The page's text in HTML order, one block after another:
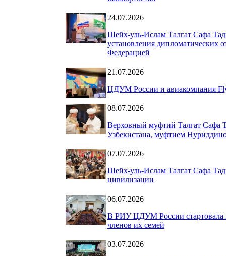
24.07.2026
Шейх-уль-Ислам Талгат Сафа
установления дипломатических
Федерацией
21.07.2026
ЦДУМ России и авиакомпания
08.07.2026
Верховный муфтий Талгат Сафа
Узбекистана, муфтием
07.07.2026
Шейх-уль-Ислам Талгат Сафа
цивилизации
06.07.2026
В РИУ ЦДУМ России стартовала
членов их семей
03.07.2026